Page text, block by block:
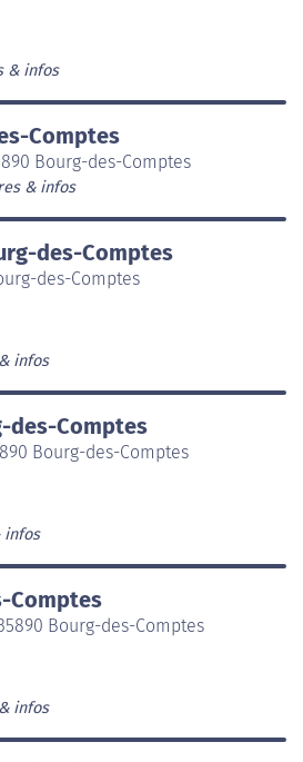
& infos
Comptes
Bourg-des-Comptes
& infos
des-Comptes
des-Comptes
infos
des-Comptes
Bourg-des-Comptes
infos
Comptes
Bourg-des-Comptes
infos